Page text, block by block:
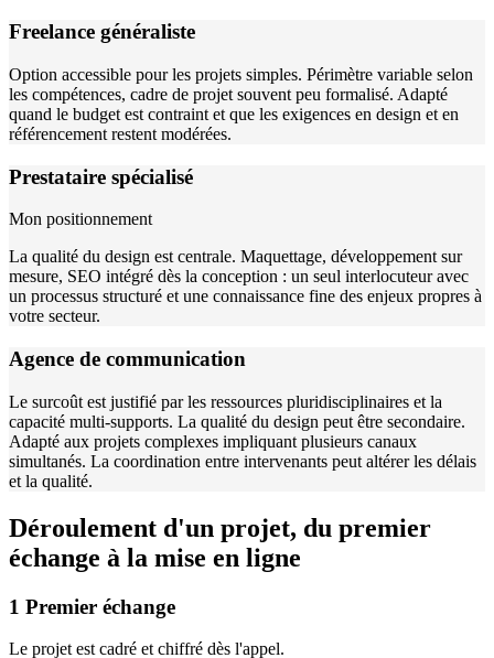
Freelance généraliste
Option accessible pour les projets simples. Périmètre variable selon
les compétences, cadre de projet souvent peu formalisé. Adapté
quand le budget est contraint et que les exigences en design et en
référencement restent modérées.
Prestataire spécialisé
Mon positionnement
La qualité du design est centrale. Maquettage, développement sur
mesure, SEO intégré dès la conception : un seul interlocuteur avec
un processus structuré et une connaissance fine des enjeux propres à
votre secteur.
Agence de communication
Le surcoût est justifié par les ressources pluridisciplinaires et la
capacité multi-supports. La qualité du design peut être secondaire.
Adapté aux projets complexes impliquant plusieurs canaux
simultanés. La coordination entre intervenants peut altérer les délais
et la qualité.
Déroulement d'un projet, du premier
échange à la mise en ligne
1 Premier échange
Le projet est cadré et chiffré dès l'appel.